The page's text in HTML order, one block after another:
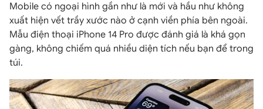
Mobile có ngoại hình gần như là mới và hầu như không
xuất hiện vết trầy xước nào ở cạnh viền phía bên ngoài.
Mẫu điện thoại iPhone 14 Pro được đánh giá là khá gọn
gàng, không chiếm quá nhiều diện tích nếu bạn để trong
túi.